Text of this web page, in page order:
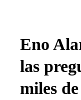
Eno
las
miles